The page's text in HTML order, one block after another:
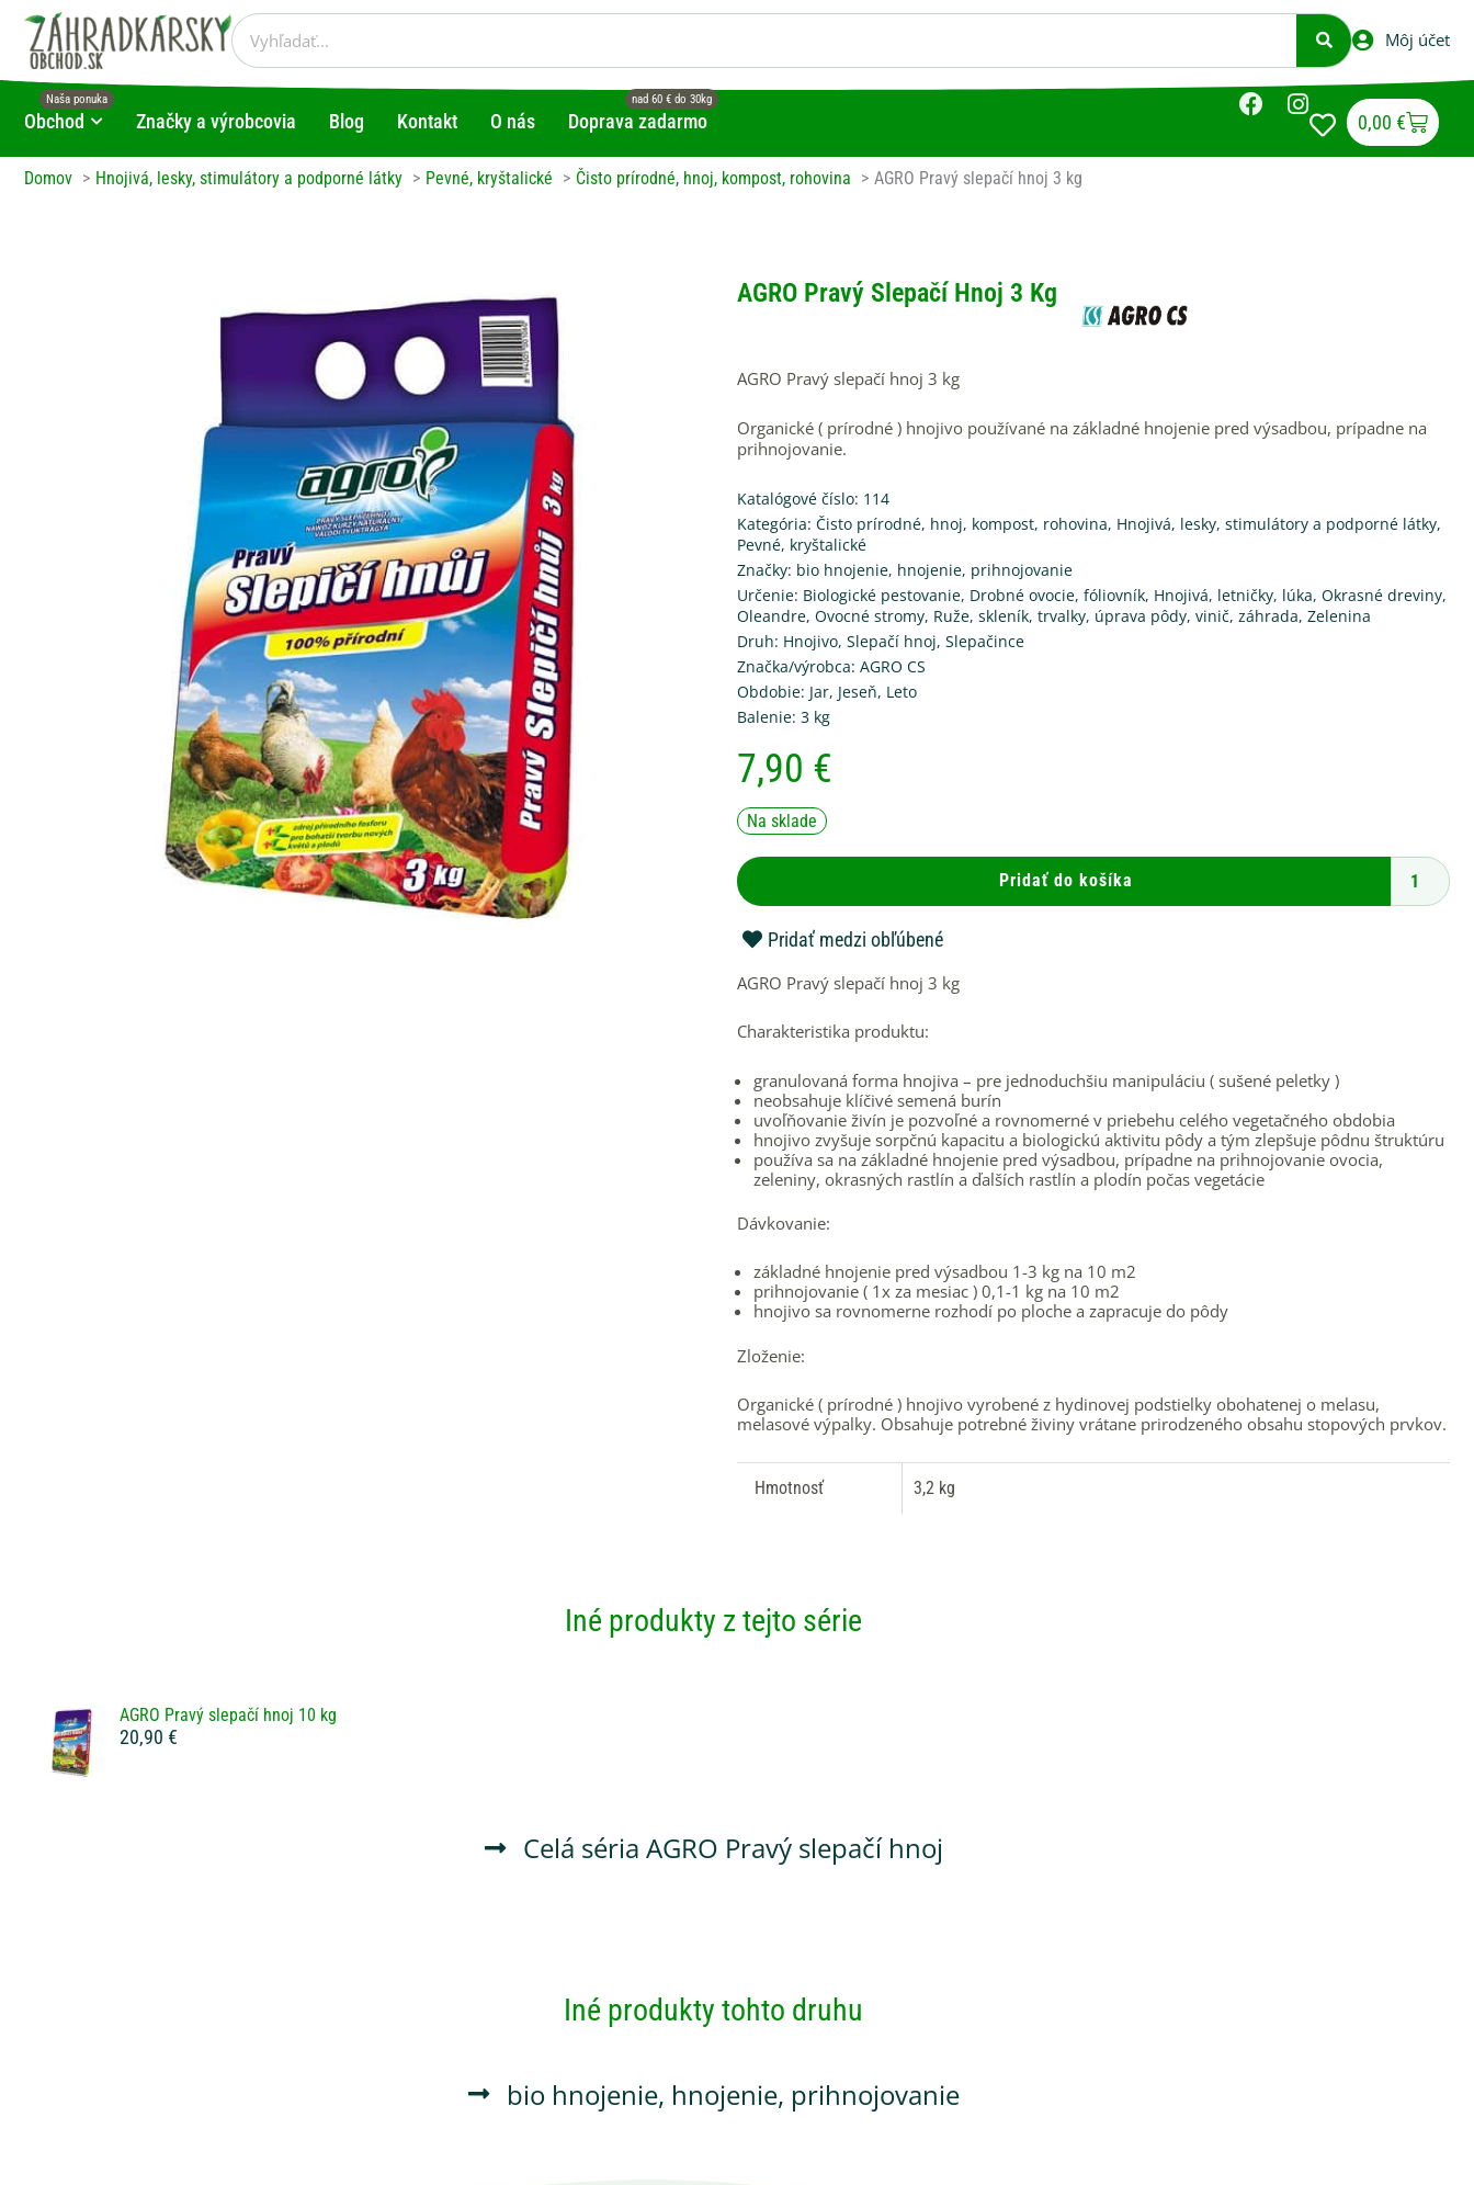
Preskočiť
obsah
Vyhľadať
Môj účet
Obchod Open ObchodZnačky a výrobcovia Blog Kontakt O nás Doprava zadarmo
F
a
I
n
0,00 €Cart
Domov Hnojivá, lesky, stimulátory a podporné látky Pevné, kryštalické Čisto prírodné, hnoj, kompost, rohovina AGRO Pravý slepačí hnoj 3 kg
AGRO Pravý Slepačí Hnoj 3 Kg
AGRO Pravý slepačí hnoj 3 kg
Organické ( prírodné ) hnojivo používané na základné hnojenie pred výsadbou, prípadne na
prihnojovanie.
Katalógové číslo: 114
Kategória: Čisto prírodné, hnoj, kompost, rohovina, Hnojivá, lesky, stimulátory a podporné látky,
Pevné, kryštalické
Značky: bio hnojenie, hnojenie, prihnojovanie
Určenie: Biologické pestovanie, Drobné ovocie, fóliovník, Hnojivá, letničky, lúka, Okrasné dreviny,
Oleandre, Ovocné stromy, Ruže, skleník, trvalky, úprava pôdy, vinič, záhrada, Zelenina
Druh: Hnojivo, Slepačí hnoj, Slepačince
Značka/výrobca: AGRO CS
Obdobie: Jar, Jeseň, Leto
Balenie: 3 kg
7,90 €
Na sklade
Pravý
slepačí
hnoj
Pridať do košíka
Pridať medzi obľúbené
AGRO Pravý slepačí hnoj 3 kg
Charakteristika produktu:
granulovaná forma hnojiva – pre jednoduchšiu manipuláciu ( sušené peletky )
neobsahuje klíčivé semená burín
uvoľňovanie živín je pozvoľné a rovnomerné v priebehu celého vegetačného obdobia
hnojivo zvyšuje sorpčnú kapacitu a biologickú aktivitu pôdy a tým zlepšuje pôdnu štruktúru
používa sa na základné hnojenie pred výsadbou, prípadne na prihnojovanie ovocia,
zeleniny, okrasných rastlín a ďalších rastlín a plodín počas vegetácie
Dávkovanie:
základné hnojenie pred výsadbou 1-3 kg na 10 m2
prihnojovanie ( 1x za mesiac ) 0,1-1 kg na 10 m2
hnojivo sa rovnomerne rozhodí po ploche a zapracuje do pôdy
Zloženie:
Organické ( prírodné ) hnojivo vyrobené z hydinovej podstielky obohatenej o melasu,
melasové výpalky. Obsahuje potrebné živiny vrátane prirodzeného obsahu stopových prvkov.
Hmotnosť 3,2 kg
Iné produkty z tejto série
AGRO Pravý slepačí hnoj 10 kg
20,90 €
Celá séria AGRO Pravý slepačí hnoj
Iné produkty tohto druhu
bio hnojenie, hnojenie, prihnojovanie